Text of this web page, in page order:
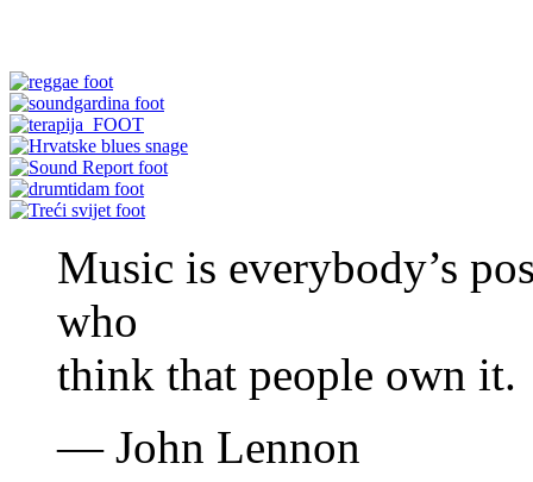
Music is everybody’s
who
think that people own it.
—John Lennon